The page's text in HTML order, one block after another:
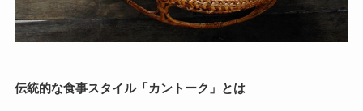
伝統的な食事スタイル「カントーク」とは